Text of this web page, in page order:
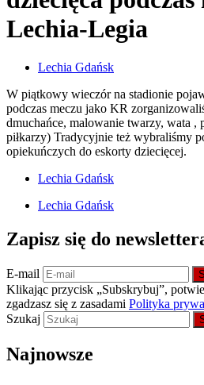
Lechia-Legia
Lechia Gdańsk
W piątkowy wieczór na stadionie
podczas meczu jako KR
dmuchańce, malowanie twarzy, wata ,
piłkarzy) Tradycyjnie też wybraliśmy
opiekuńczych do eskorty dziecięcej.
Lechia Gdańsk
Lechia Gdańsk
Zapisz się do
E-mail
Klikając przycisk „Subskrybuj”,
zgadzasz się z zasadami Polityka
Szukaj
Najnowsze